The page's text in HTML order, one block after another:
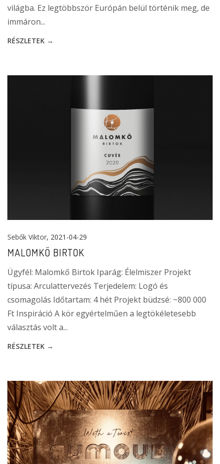
világba. Ez legtöbbször Európán belül történik meg, de
immáron...
RÉSZLETEK →
Sebők Viktor, 2021-04-29
MALOMKŐ BIRTOK
Ügyfél: Malomkő Birtok Iparág: Élelmiszer Projekt
típusa: Arculattervezés Terjedelem: Logó és
csomagolás Időtartam: 4 hét Projekt büdzsé: ~800 000
Ft Inspiráció A kör egyértelműen a legtökéletesebb
választás volt a...
RÉSZLETEK →